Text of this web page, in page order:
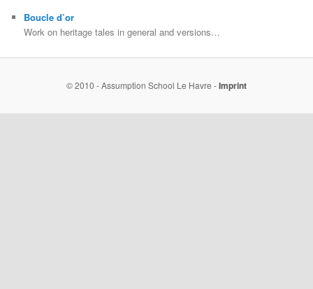
Boucle d’or
Work on heritage tales in general and versions…
© 2010 - Assumption School Le Havre -Imprint